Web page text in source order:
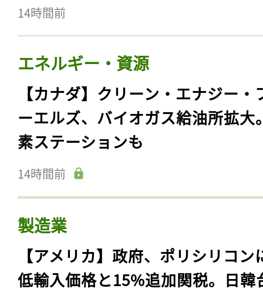
14時間前
エネルギー・資源
【カナダ】クリーン・エナジー・
ーエルズ、バイオガス給油所拡大
素ステーションも
14時間前
製造業
【アメリカ】政府、ポリシリコン
低輸入価格と15%追加関税。日韓